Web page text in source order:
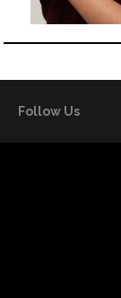
Follow Us